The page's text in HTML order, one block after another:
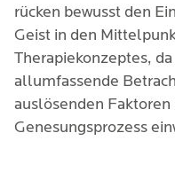
rücken bewusst den
Geist in den
Therapiekonzeptes,
allumfassende
auslösenden
Genesungsprozess